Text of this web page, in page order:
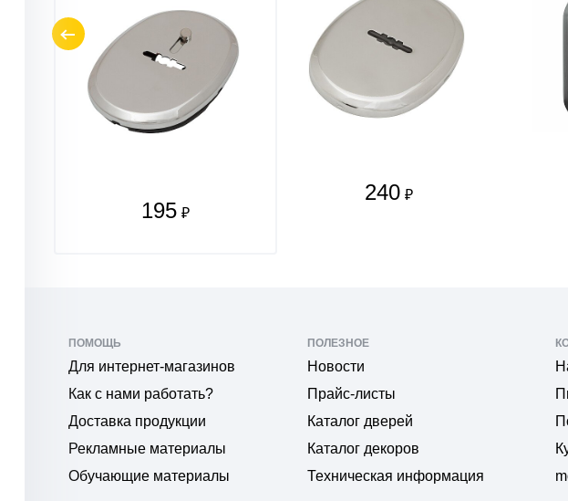
195 ₽
240 ₽
ПОМОЩЬ
Для интернет-магазинов
Как с нами работать?
Доставка продукции
Рекламные материалы
Обучающие материалы
ПОЛЕЗНОЕ
Новости
Прайс-листы
Каталог дверей
Каталог декоров
Техническая информация